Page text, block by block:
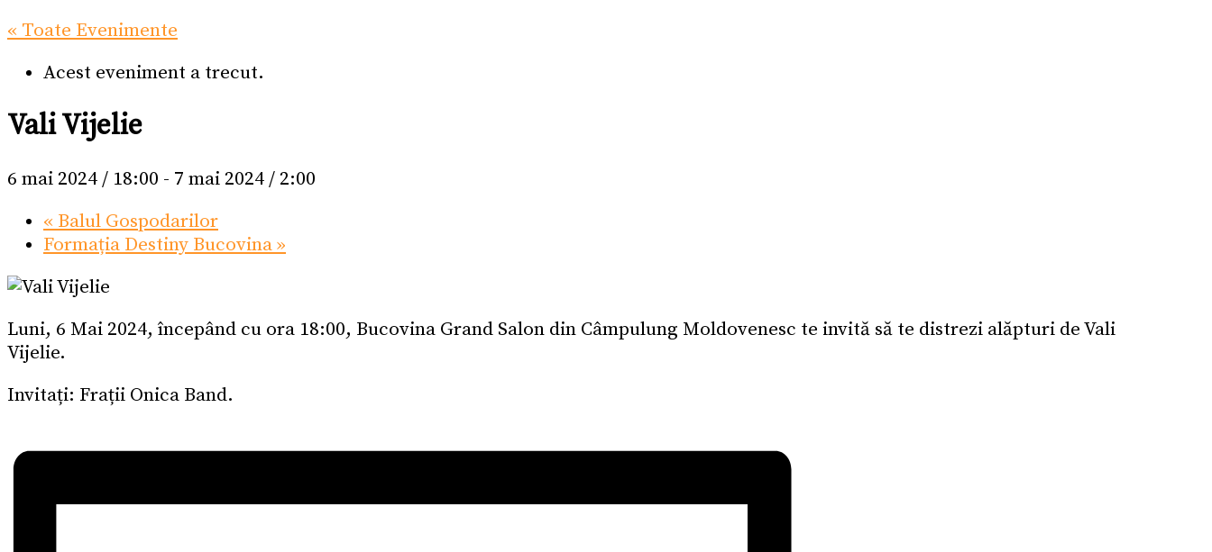
« Toate Evenimente
Acest eveniment a trecut.
Vali Vijelie
6 mai 2024 / 18:00 - 7 mai 2024 / 2:00
« Balul Gospodarilor
Formația Destiny Bucovina»
Luni, 6 Mai 2024, începând cu ora 18:00, Bucovina Grand Salon din Câmpulung Moldovenesc te invită să te distrezi alăpturi de Vali
Vijelie.
Invitați: Frații Onica Band.